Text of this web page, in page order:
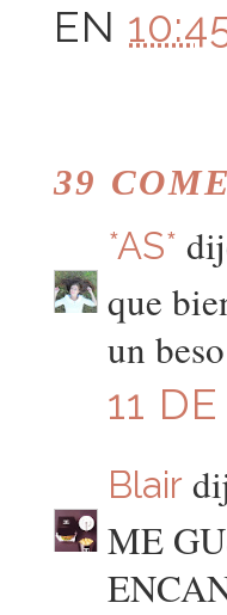
EN
39
*AS*
que
un
11
Blair
ME